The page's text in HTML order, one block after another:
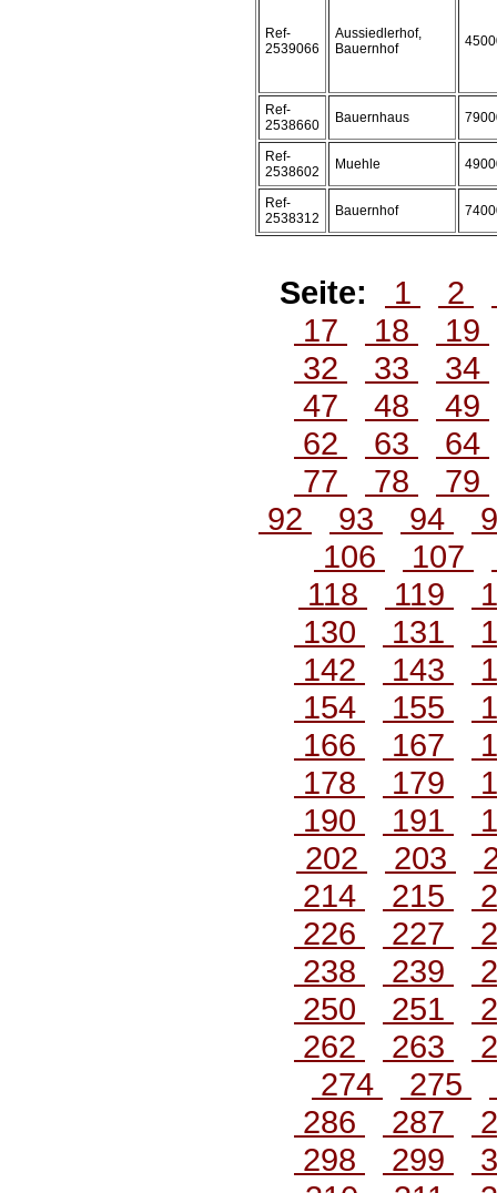
Ref-
2539066
Aussiedlerhof,
Bauernhof
Ref-
2538660
Bauernhaus
Ref-
2538602
Muehle
Ref-
2538312
Bauernhof
Seite: 1 2
17
18
19
32
33
34
47
48
49
62
63
64
77
78
79
92
93 94
106
107
118
119
130
131
142
143
154
155
166
167
178
179
190
191
202
203
214
215
226
227
238
239
250
251
262
263
274
275
286
287
298
299